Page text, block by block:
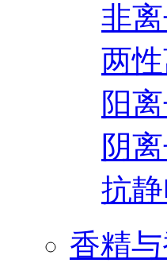
非
两
阳
阴
抗静
香精